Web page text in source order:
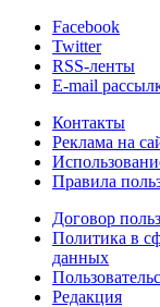
Facebook
Twitter
RSS-ленты
E-mail
Контакты
Реклама на
Правила
Договор
Политика в
данных
Редакция